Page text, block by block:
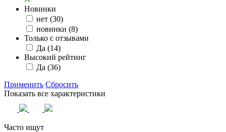
Новинки
нет (30)
новинки (8)
Только с отзывами
Да (14)
Высокий рейтинг
Да (36)
Применить Сбросить
Показать все характеристики
Часто ищут